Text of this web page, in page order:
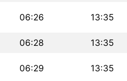
06:26 13:35
06:28 13:35
06:29 13:35